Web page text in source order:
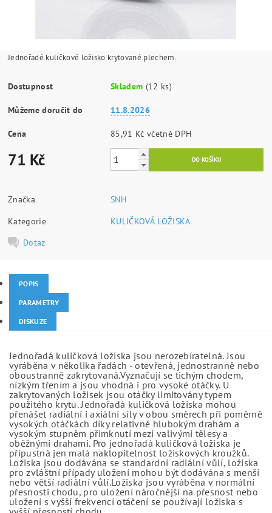
Jednořadé kuličkové ložisko krytované plechem.
Dostupnost Skladem (12 ks)
Můžeme doručit do 11.8.2026
Cena 85,91 Kč včetně DPH
71 Kč
Značka
SNH
Kategorie
KULIČKOVÁ LOŽISKA
Dotaz
POPIS
PARAMETRY
DISKUZE
Jednořadá kuličková ložiska jsou nerozebíratelná. Jsou
vyráběna v několika řadách - otevřená, jednostranně nebo
oboustranně zakrytovaná.Vyznačují se tichým chodem,
nízkým třením a jsou vhodná i pro vysoké otáčky. U
zakrytovaných ložisek jsou otáčky limitovány typem
použitého krytu. Jednořadá kuličková ložiska mohou
přenášet radiální i axiální síly v obou směrech při poměrně
vysokých otáčkách díky relativně hlubokým drahám a
vysokým stupněm přimknutí mezi valivými tělesy a
oběžnými drahami. Pro jednořadá kuličková ložiska je
přípustná jen malá naklopitelnost ložiskových kroužků.
Ložiska jsou dodávána se standardní radiální vůlí, ložiska
pro zvláštní případy uložení mohou být dodávána s menší
nebo větší radiální vůlí.Ložiska jsou vyráběna v normální
přesnosti chodu, pro uložení náročnější na přesnost nebo
uložení s vyšší frekvencí otáčení se používají ložiska s